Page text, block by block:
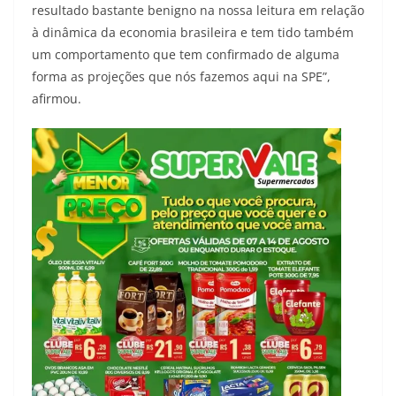
resultado bastante benigno na nossa leitura em relação
à dinâmica da economia brasileira e tem tido também
um comportamento que tem confirmado de alguma
forma as projeções que nós fazemos aqui na SPE”,
afirmou.